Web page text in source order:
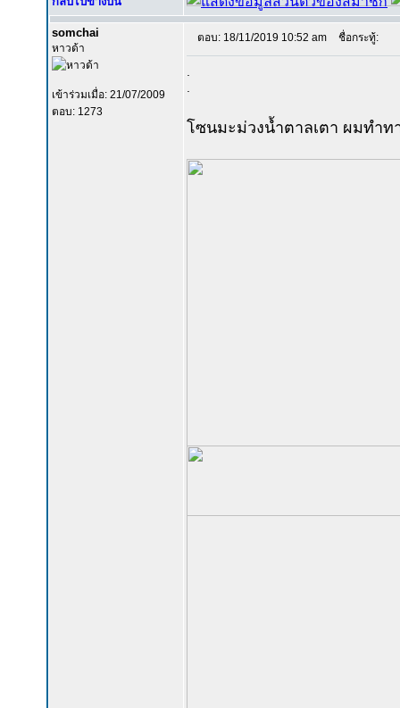
somchai
หาวด้า
เข้าร่วมเมื่อ: 21/07/2009
ตอบ: 1273
ตอบ: 18/11/2019 10:52 am ชื่อกระทู้:
โซนมะม่วงน้ำตาลเตา ผมทำท